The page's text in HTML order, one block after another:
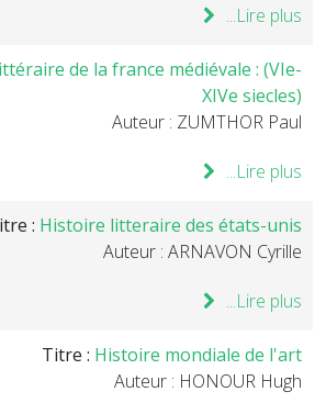
Lire plus...
de la france médiévale : (VIe-
XIVe siecles)
Auteur : ZUMTHOR Paul
Lire plus...
: Histoire litteraire des états-unis
Auteur : ARNAVON Cyrille
Lire plus...
Titre : Histoire mondiale de l'art
Auteur : HONOUR Hugh